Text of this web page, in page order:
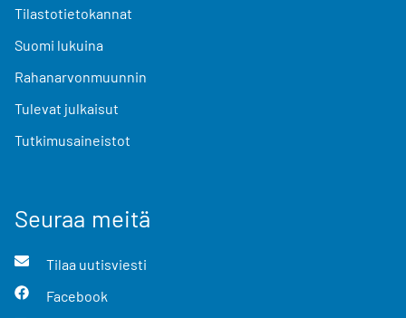
Tilastotietokannat
Suomi lukuina
Rahanarvonmuunnin
Tulevat julkaisut
Tutkimusaineistot
Seuraa meitä
Tilaa uutisviesti
Facebook